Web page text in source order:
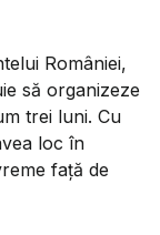
României,
să organizeze
trei luni. Cu
loc în
față de